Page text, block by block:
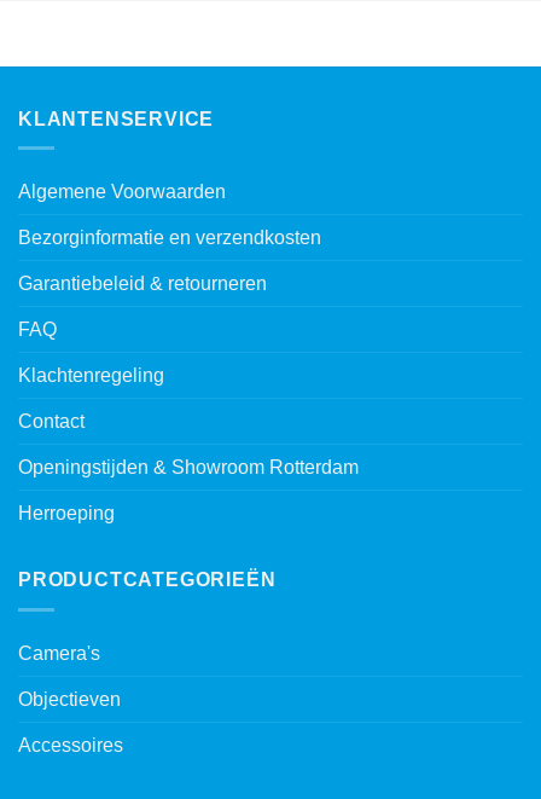
KLANTENSERVICE
Algemene Voorwaarden
Bezorginformatie en verzendkosten
Garantiebeleid & retourneren
FAQ
Klachtenregeling
Contact
Openingstijden & Showroom Rotterdam
Herroeping
PRODUCTCATEGORIEËN
Camera's
Objectieven
Accessoires